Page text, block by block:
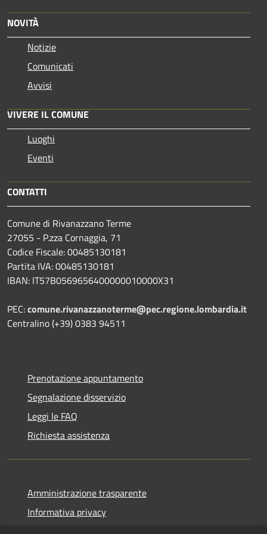
NOVITÀ
Notizie
Comunicati
Avvisi
VIVERE IL COMUNE
Luoghi
Eventi
CONTATTI
Comune di Rivanazzano Terme
27055 - P.zza Cornaggia, 71
Codice Fiscale: 00485130181
Partita IVA: 00485130181
IBAN: IT57B0569656400000010000X31
PEC:comune.rivanazzanoterme@pec.regione.lombardia.it
Centralino (+39) 0383 94511
Prenotazione appuntamento
Segnalazione disservizio
Leggi le FAQ
Richiesta assistenza
Amministrazione trasparente
Informativa privacy